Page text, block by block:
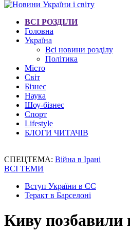
ВСІ РОЗДІЛИ
Головна
Україна
Всі новини розділу
Політика
Місто
Світ
Бізнес
Наука
Шоу-бізнес
Спорт
Lifestyle
БЛОГИ ЧИТАЧІВ
СПЕЦТЕМА: Війна в Ірані
ВСІ ТЕМИ
Вступ України в ЄС
Теракт в Барселоні
Киву позбавили